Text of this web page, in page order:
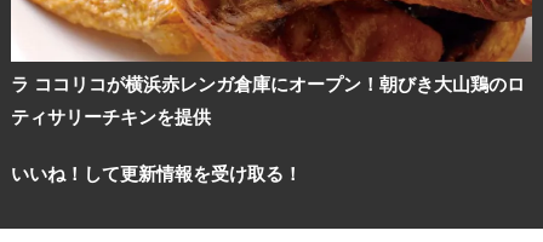
ラ ココリコが横浜赤レンガ倉庫にオープン！朝びき大山鶏のロ
ティサリーチキンを提供
いいね！して更新情報を受け取る！